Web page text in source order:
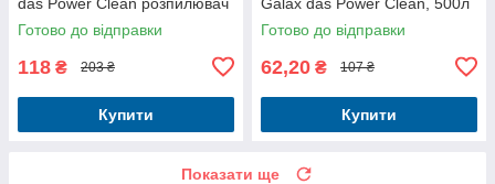
500 г + запаска, 500 г
Готово до відправки
118 ₴ 203 ₴
Купити
(запаска)
Готово до відправки
62,20 ₴ 107 ₴
Купити
Показати ще